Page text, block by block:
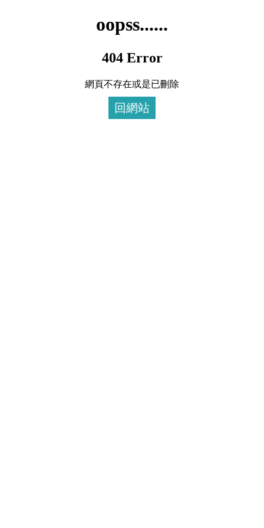
oopss......
404 Error
網頁不存在或是已刪除
回網站